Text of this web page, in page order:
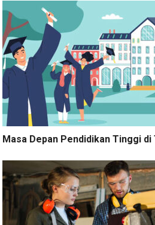
Masa Depan Pendidikan Tinggi